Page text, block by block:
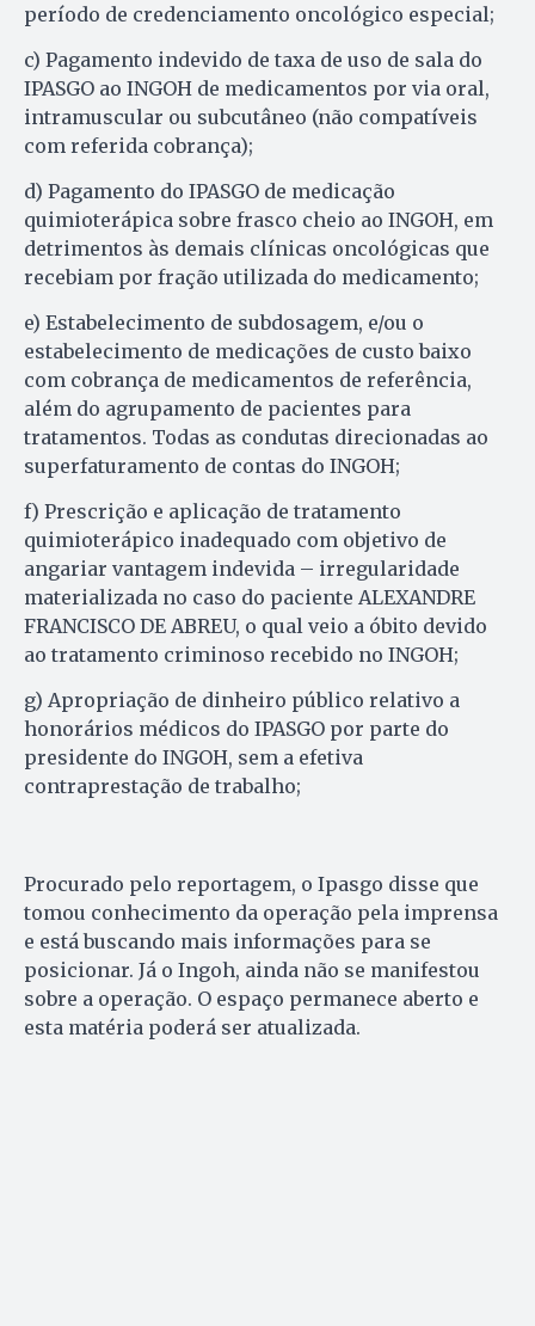
período de credenciamento oncológico especial;
c) Pagamento indevido de taxa de uso de sala do
IPASGO ao INGOH de medicamentos por via oral,
intramuscular ou subcutâneo (não compatíveis
com referida cobrança);
d) Pagamento do IPASGO de medicação
quimioterápica sobre frasco cheio ao INGOH, em
detrimentos às demais clínicas oncológicas que
recebiam por fração utilizada do medicamento;
e) Estabelecimento de subdosagem, e/ou o
estabelecimento de medicações de custo baixo
com cobrança de medicamentos de referência,
além do agrupamento de pacientes para
tratamentos. Todas as condutas direcionadas ao
superfaturamento de contas do INGOH;
f) Prescrição e aplicação de tratamento
quimioterápico inadequado com objetivo de
angariar vantagem indevida – irregularidade
materializada no caso do paciente ALEXANDRE
FRANCISCO DE ABREU, o qual veio a óbito devido
ao tratamento criminoso recebido no INGOH;
g) Apropriação de dinheiro público relativo a
honorários médicos do IPASGO por parte do
presidente do INGOH, sem a efetiva
contraprestação de trabalho;
Procurado pelo reportagem, o Ipasgo disse que
tomou conhecimento da operação pela imprensa
e está buscando mais informações para se
posicionar. Já o Ingoh, ainda não se manifestou
sobre a operação. O espaço permanece aberto e
esta matéria poderá ser atualizada.